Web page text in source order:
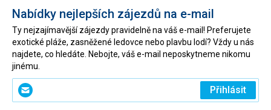
Nabídky nejlepších zájezdů na e-mail
Ty nejzajímavější zájezdy pravidelně na váš e-mail! Preferujete
exotické pláže, zasněžené ledovce nebo plavbu lodí? Vždy u nás
najdete, co hledáte. Nebojte, váš e-mail neposkytneme nikomu
jinému.
Zadejte
svůj
Přihlásit